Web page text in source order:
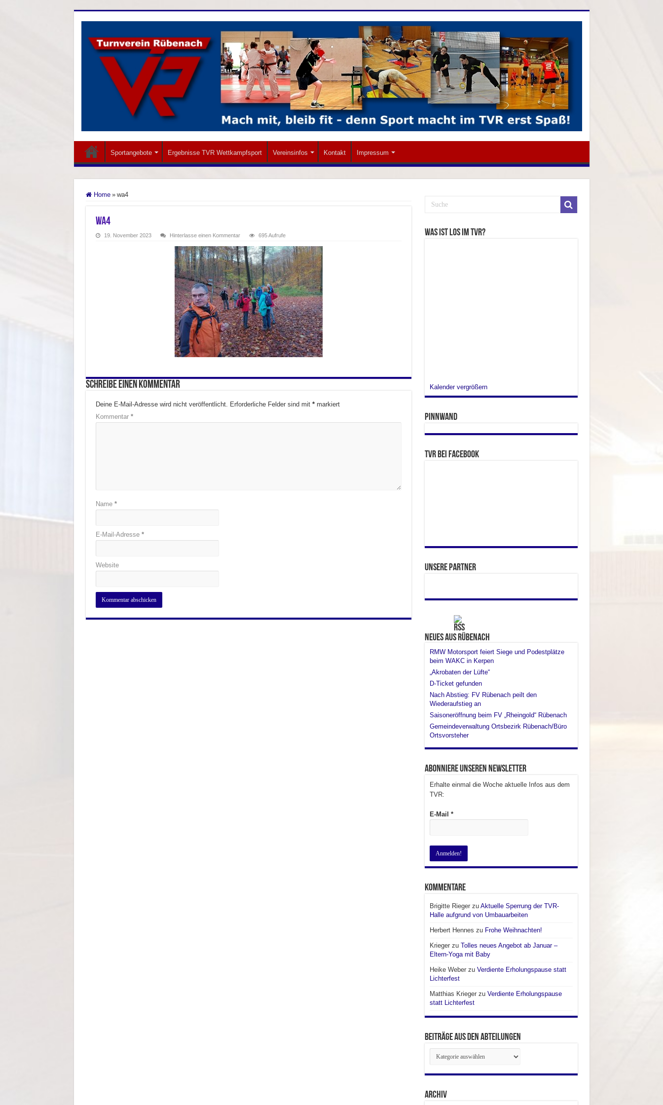
Sportangebote Ergebnisse TVR Wettkampfsport Vereinsinfos Kontakt Impressum
Home » wa4
wa4
19. November 2023 Hinterlasse einen Kommentar 695 Aufrufe
Schreibe einen Kommentar
Deine E-Mail-Adresse wird nicht veröffentlicht. Erforderliche Felder sind mit *markiert
Kommentar *
Name *
E-Mail-Adresse *
Website
Was ist los im TVR?
Kalender vergrößern
Pinnwand
TVR bei facebook
Unsere Partner
Neues aus Rübenach
RMW Motorsport feiert Siege und Podestplätze
beim WAKC in Kerpen
„Akrobaten der Lüfte“
D-Ticket gefunden
Nach Abstieg: FV Rübenach peilt den
Wiederaufstieg an
Saisoneröffnung beim FV „Rheingold“ Rübenach
Gemeindeverwaltung Ortsbezirk Rübenach/Büro
Ortsvorsteher
Abonniere unseren Newsletter
Erhalte einmal die Woche aktuelle Infos aus dem
TVR:
E-Mail *
Kommentare
Brigitte Riegerzu Aktuelle Sperrung der TVR-
Halle aufgrund von Umbauarbeiten
Herbert Hennes zu Frohe Weihnachten!
Kriegerzu Tolles neues Angebot ab Januar –
Eltern-Yoga mit Baby
Heike Weberzu Verdiente Erholungspause statt
Lichterfest
Matthias Kriegerzu Verdiente Erholungspause
statt Lichterfest
Beiträge aus den Abteilungen
Beiträge
aus
den
Abteilungen
Archiv